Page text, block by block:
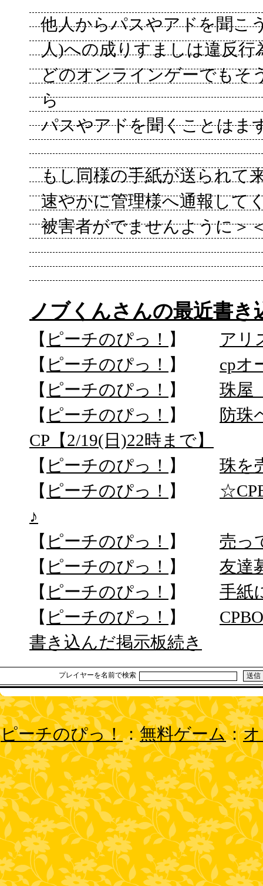
他人からパスやアドを聞こ
人)への成りすましは違反行
どのオンラインゲーでもそ
ら
パスやアドを聞くことはま
もし同様の手紙が送られて
速やかに管理様へ通報して
被害者がでませんように＞
ノブくんさんの最近書き
【 ピーチのぴっ！ 】 アリ
【 ピーチのぴっ！ 】 cpオ
【 ピーチのぴっ！ 】 珠屋
【 ピーチのぴっ！ 】
防珠
CP【2/19(日)22時まで】
【 ピーチのぴっ！ 】 珠を
【 ピーチのぴっ！ 】
♪
【 ピーチのぴっ！ 】 売っ
【 ピーチのぴっ！ 】 友達
【 ピーチのぴっ！ 】 手紙
【 ピーチのぴっ！ 】
書き込んだ掲示板続き
プレイヤーを名前で検索
ピーチのぴっ！：無料ゲーム：